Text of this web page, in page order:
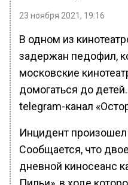
23 ноября 2021, 19:16
В одном из
задержан педофил,
московские
домогаться до
telegram-канал
Инцидент
Сообщается, что
дневной киносеанс